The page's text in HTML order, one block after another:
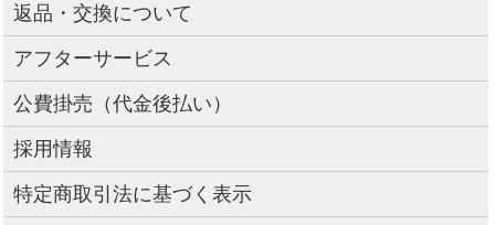
返品・交換について
アフターサービス
公費掛売（代金後払い）
採用情報
特定商取引法に基づく表示